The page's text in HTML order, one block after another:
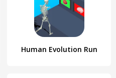
Human Evolution Run